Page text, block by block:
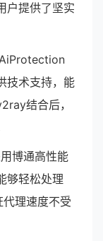
户提供了坚实
技术支持，能
结合后，
博通高性能
够轻松处理
理速度不受